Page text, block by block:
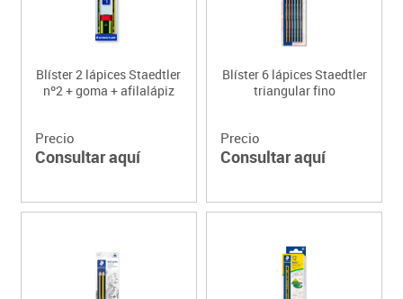
Blíster 2 lápices Staedtler
nº2 + goma + afilalápiz
Precio
Consultar aquí
Blíster 6 lápices Staedtler
triangular fino
Precio
Consultar aquí